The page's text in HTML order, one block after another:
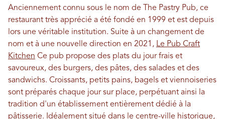
Anciennement connu sous le nom de The Pastry Pub, ce
restaurant très apprécié a été fondé en 1999 et est depuis
lors une véritable institution. Suite à un changement de
nom et à une nouvelle direction en 2021, Le Pub Craft
Kitchen Ce pub propose des plats du jour frais et
savoureux, des burgers, des pâtes, des salades et des
sandwichs. Croissants, petits pains, bagels et viennoiseries
sont préparés chaque jour sur place, perpétuant ainsi la
tradition d'un établissement entièrement dédié à la
pâtisserie. Idéalement situé dans le centre-ville historique,